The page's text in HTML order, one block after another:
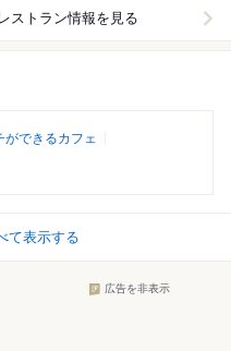
ストラン情報を見る
ができるカフェ
て表示する
広告を非表示